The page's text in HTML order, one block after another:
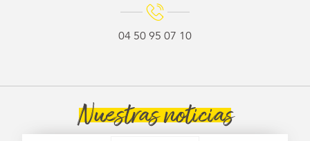
04 50 95 07 10
Nuestras noticias